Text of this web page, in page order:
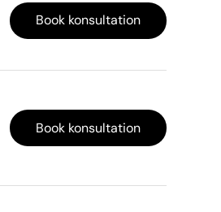
Book konsultation
Book konsultation